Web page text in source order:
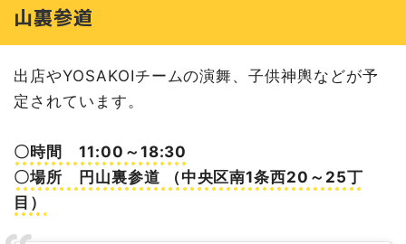
8月10日（月）11日（火・祝）幌西子ども盆踊り大会＠幌
西自転車公園
8月11日（火・祝）行啓通ふれあい盆踊りまつり＠行啓通8
丁目
8月13日（木）～14日（金）山鼻第12町内会 夏休み盆踊
8月13日（木）～15日（土）札幌中島公園大盆踊り大会
8月13日（木）～16日（日）北海盆踊り＠大通公園2丁目
山裏参道
出店やYOSAKOIチームの演舞、子供神輿などが予
定されています。
〇時間 11:00～18:30
〇場所 円山裏参道 （中央区南1条西20～25丁
目）